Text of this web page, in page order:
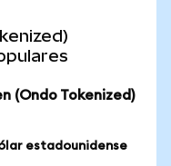
(Ondo Tokenized)
estadounidense